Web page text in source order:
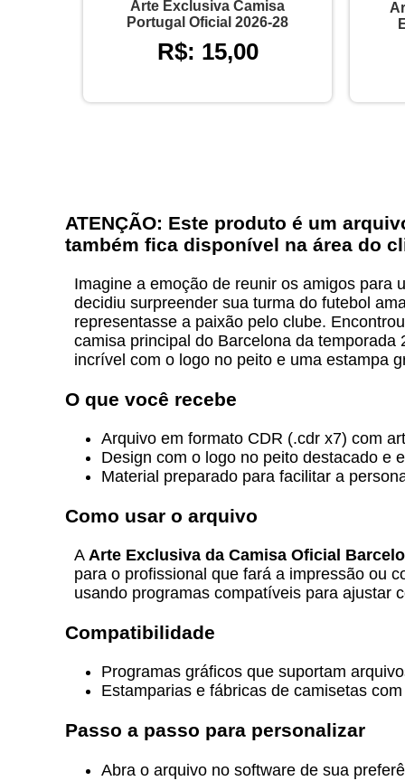
Arte Exclusiva Camisa
Portugal Oficial 2026-28
R$: 15,00
ATENÇÃO: Este produto é um
também fica disponível na área do
Imagine a emoção de reunir os amigos para
decidiu surpreender sua turma do futebol
representasse a paixão pelo clube.
camisa principal do Barcelona da
incrível com o logo no peito e uma estampa
O que você recebe
Arquivo em formato CDR (.cdr x7) com
Design com o logo no peito destacado e
Material preparado para facilitar a
Como usar o arquivo
A Arte Exclusiva da Camisa Oficial
para o profissional que fará a impressão ou
usando programas compatíveis para ajustar
Compatibilidade
Programas gráficos que suportam
Estamparias e fábricas de camisetas
Passo a passo para personalizar
Abra o arquivo no software de sua